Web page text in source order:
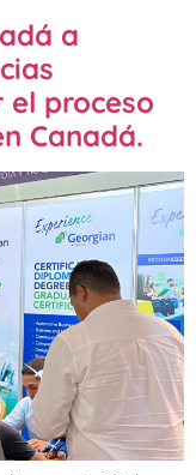
a
el proceso
Canadá.